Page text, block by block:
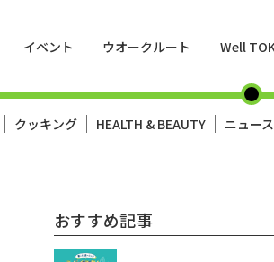
イベント ウオークルート Well
クッキング HEALTH & BEAUTY ニュース
おすすめ記事